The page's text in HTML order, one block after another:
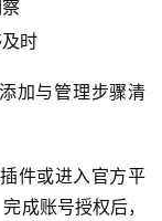
时
加与管理步骤清
件或进入官方平
成账号授权后，